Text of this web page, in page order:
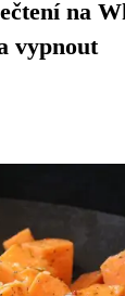
na
vypnout